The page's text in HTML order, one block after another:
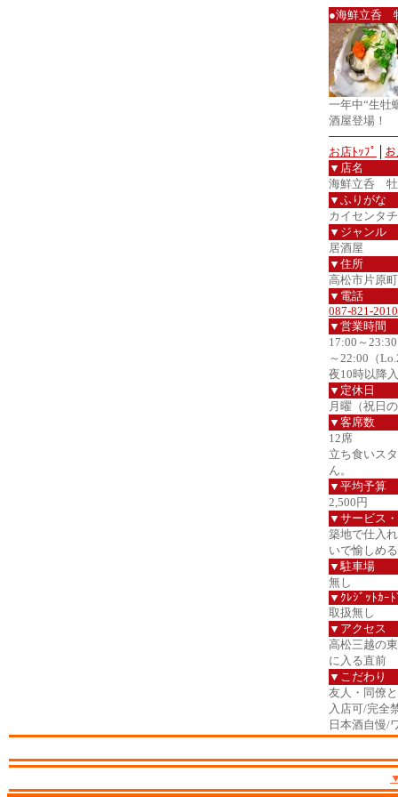
●海鮮立呑
一年中“生牡
酒屋登場！
お店ﾄｯﾌﾟ
▼店名
海鮮立呑 牡
▼ふりがな
カイセンタ
▼ジャンル
居酒屋
▼住所
高松市片原
▼電話
087-821-2010
▼営業時間
17:00～
～22:00（
夜10時以降
▼定休日
月曜（祝日
▼客席数
12席
立ち食いス
ん。
▼平均予算
2,500円
▼サービス
築地で仕入
いで愉しめ
▼駐車場
無し
▼ｸﾚｼﾞｯﾄｶｰﾄ
取扱無し
▼アクセス
高松三越の
に入る直前
▼こだわり
友人・同僚
入店可/完全
日本酒自慢/